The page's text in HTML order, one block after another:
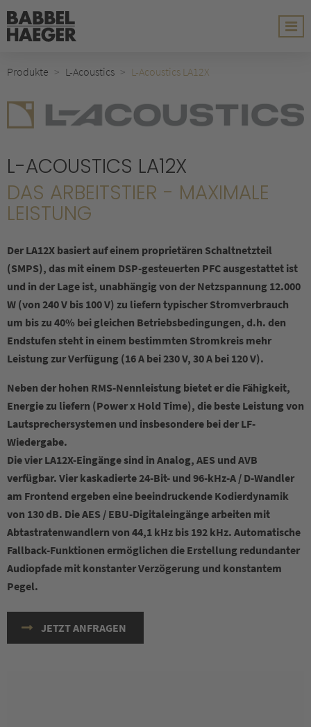
Produkte L-Acoustics L-Acoustics LA12X
L-ACOUSTICS LA12X
DAS ARBEITSTIER - MAXIMALE
LEISTUNG
Der LA12X basiert auf einem proprietären Schaltnetzteil
(SMPS), das mit einem DSP-gesteuerten PFC ausgestattet ist
und in der Lage ist, unabhängig von der Netzspannung 12.000
W (von 240 V bis 100 V) zu liefern typischer Stromverbrauch
um bis zu 40% bei gleichen Betriebsbedingungen, d.h. den
Endstufen steht in einem bestimmten Stromkreis mehr
Leistung zur Verfügung (16 A bei 230 V, 30 A bei 120 V).
Neben der hohen RMS-Nennleistung bietet er die Fähigkeit,
Energie zu liefern (Power x Hold Time), die beste Leistung von
Lautsprechersystemen und insbesondere bei der LF-
Wiedergabe.
Die vier LA12X-Eingänge sind in Analog, AES und AVB
verfügbar. Vier kaskadierte 24-Bit- und 96-kHz-A / D-Wandler
am Frontend ergeben eine beeindruckende Kodierdynamik
von 130 dB. Die AES / EBU-Digitaleingänge arbeiten mit
Abtastratenwandlern von 44,1 kHz bis 192 kHz. Automatische
Fallback-Funktionen ermöglichen die Erstellung redundanter
Audiopfade mit konstanter Verzögerung und konstantem
Pegel.
JETZT ANFRAGEN